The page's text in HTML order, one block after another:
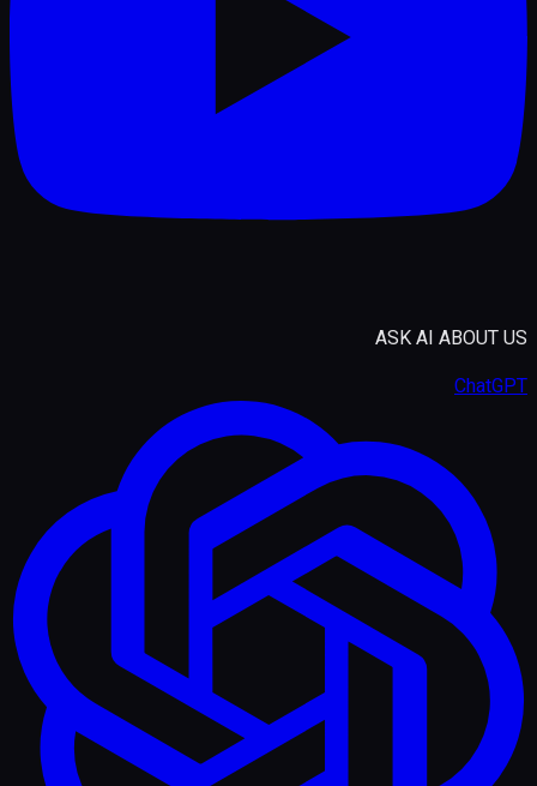
ASK AI ABOUT US
ChatGPT